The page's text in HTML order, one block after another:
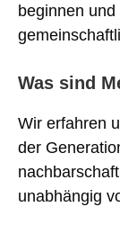
beginnen
Was sind
Wir erfahren
der
unabhängig